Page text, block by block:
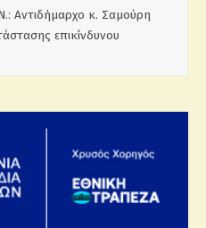
Αντιδήμαρχο κ. Σαμούρη
επικίνδυνου